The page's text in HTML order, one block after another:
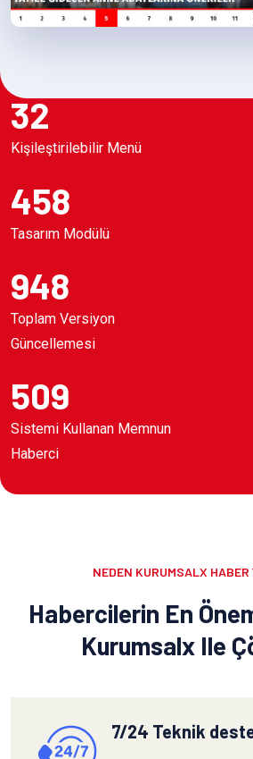
32
Kişileştirilebilir Menü
458
Tasarım Modülü
948
Toplam Versiyon
Güncellemesi
509
Sistemi Kullanan Memnun
Haberci
NEDEN KURUMSALX
Habercilerin En
Kurumsalx Ile
7/24 Teknik